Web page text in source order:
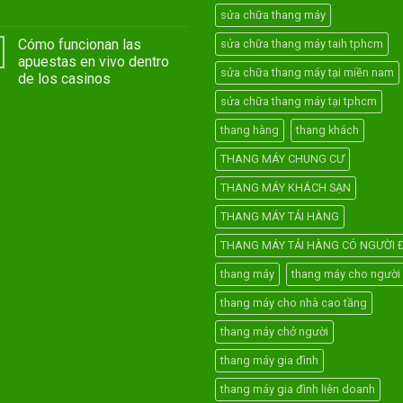
Cómo funcionan las
apuestas en vivo dentro
de los casinos
sửa chữa thang máy
sửa chữa thang máy taih tphcm
sửa chữa thang máy tại miền nam
sửa chữa thang máy tại tphcm
thang hàng thang khách
THANG MÁY CHUNG CƯ
THANG MÁY KHÁCH SẠN
THANG MÁY TẢI HÀNG
THANG MÁY TẢI HÀNG CÓ NGƯỜI
thang máy thang máy cho người
thang máy cho nhà cao tầng
thang máy chở người
thang máy gia đình
thang máy gia đình liên doanh